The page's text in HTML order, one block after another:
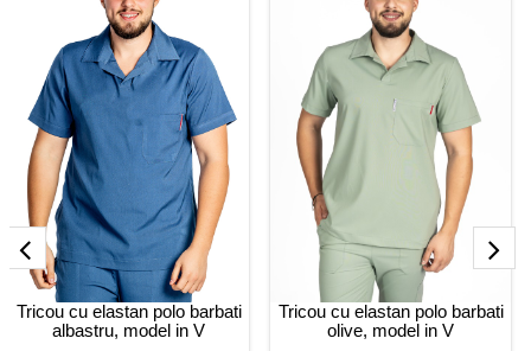
Tricou cu elastan polo barbati
albastru, model in V
Tricou cu elastan polo barbati
olive, model in V